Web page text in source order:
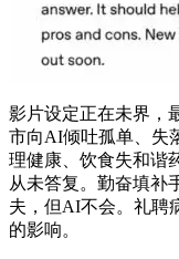
影片设定正在未界，
市向AI倾吐孤单、失
理健康、饮食失和谐
从未答复。勤奋填补
夫，但AI不会。礼聘
的影响。